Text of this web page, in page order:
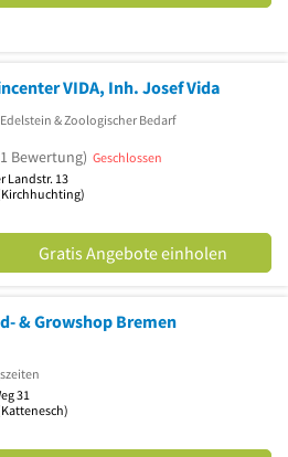
VIDA, Inh. Josef Vida
& Zoologischer Bedarf
5 Sternen
Bewertung) Geschlossen
Landstr. 13
Gratis Angebote einholen
& Growshop Bremen
31